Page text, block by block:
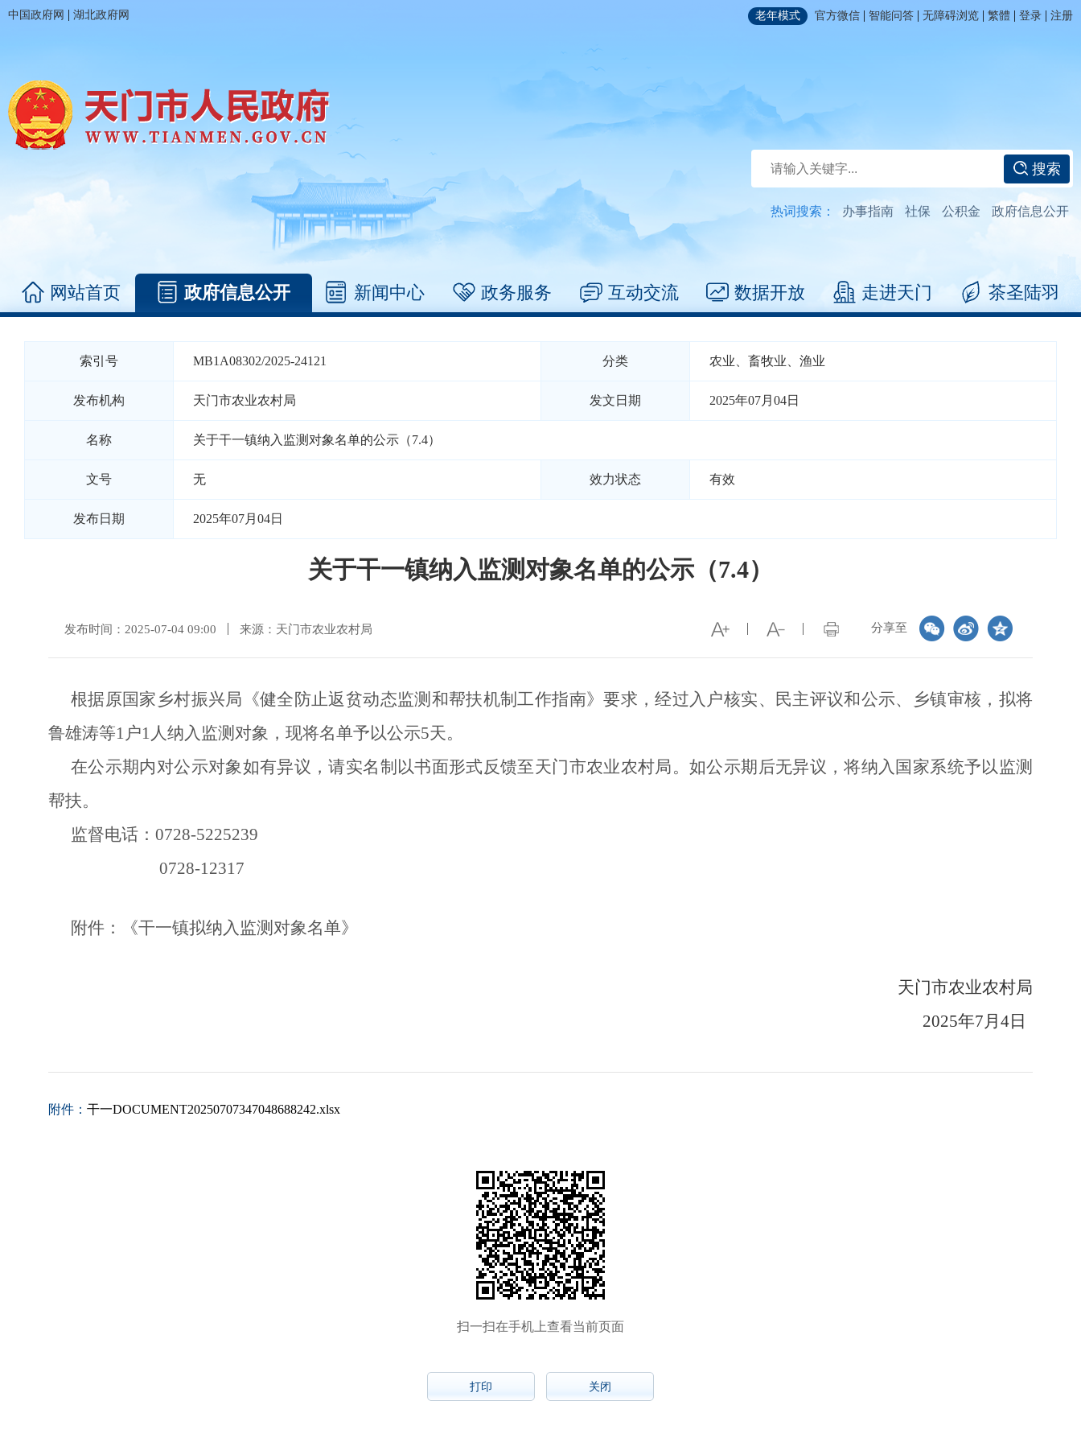
中国政府网 | 湖北政府网 老年模式 官方微信 | 智能问答 | 无障碍浏览 | 繁體 | 登录 | 注册
搜索
热词搜索： 办事指南 社保 公积金 政府信息公开
网站首页 政府信息公开 新闻中心 政务服务 互动交流 数据开放 走进天门 茶圣陆羽
索引号 MB1A08302/2025-24121 分类 农业、畜牧业、渔业
发布机构 天门市农业农村局 发文日期 2025年07月04日
名称 关于干一镇纳入监测对象名单的公示（7.4）
文号 无 效力状态 有效
发布日期 2025年07月04日
关于干一镇纳入监测对象名单的公示（7.4）
分享至
发布时间：2025-07-04 09:00 来源：天门市农业农村局
根据原国家乡村振兴局《健全防止返贫动态监测和帮扶机制工作指南》要求，经过入户核实、民主评议和公示、乡镇审核，拟将
鲁雄涛等1 户1 人纳入监测对象，现将名单予以公示5天。
在公示期内对公示对象如有异议，请实名制以书面形式反馈至天门市农业农村局。如公示期后无异议，将纳入国家系统予以监测
帮扶。
监督电话： 0728-5225239
0728-12317
附件：《干一镇拟纳入监测对象名单》
天门市农业农村局
2025年7月4日
附件： 干一DOCUMENT20250707347048688242.xlsx
扫一扫在手机上查看当前页面
打印 关闭